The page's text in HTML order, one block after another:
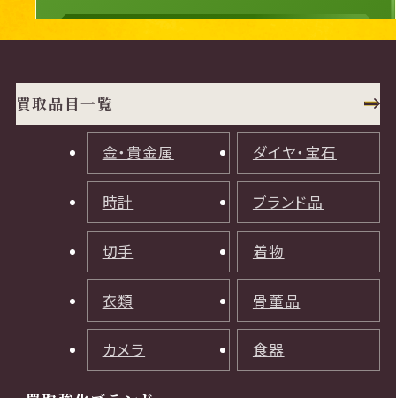
買取品目一覧
金・貴金属 ダイヤ・宝石
時計 ブランド品
切手 着物
衣類 骨董品
カメラ 食器